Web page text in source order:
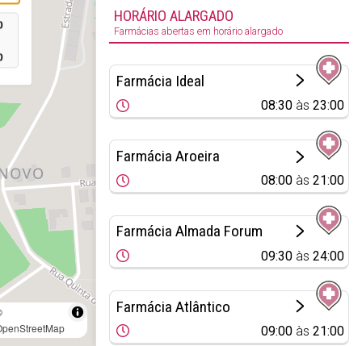
HORÁRIO ALARGADO
Farmácias abertas em horário alargado
Farmácia Ideal
08:30 às23:00
Farmácia Aroeira
08:00 às21:00
Farmácia Almada Forum
09:30 às24:00
Farmácia Atlântico
09:00 às21:00